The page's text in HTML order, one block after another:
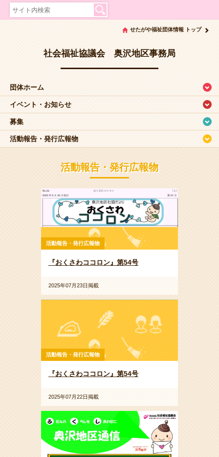
せたがや福祉団体情報 トップ
社会福祉協議会 奥沢地区事務局
団体ホーム
イベント・お知らせ
募集
活動報告・発行広報物
活動報告・発行広報物
活動報告・発行広報物
『おくさわココロン』第54号
2025年07月23日掲載
活動報告・発行広報物
『おくさわココロン』第54号
2025年07月22日掲載